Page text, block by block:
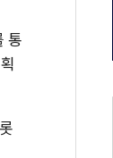
난 뉴노멀…주거
세 외면한 세제
'자큐보', 인도 품
통